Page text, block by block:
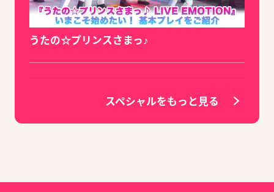
うたの☆プリンスさまっ♪
スペシャルをもっと見る